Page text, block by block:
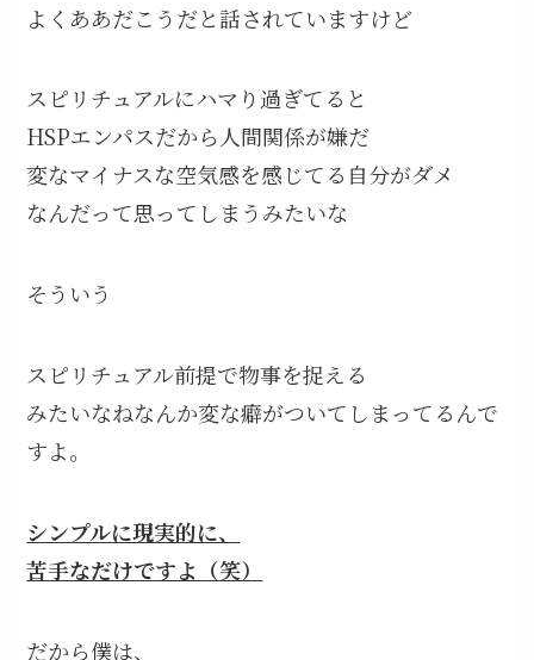
よくああだこうだと話されていますけど
スピリチュアルにハマり過ぎてると
HSPエンパスだから人間関係が嫌だ
変なマイナスな空気感を感じてる自分がダメ
なんだって思ってしまうみたいな
そういう
スピリチュアル前提で物事を捉える
みたいなねなんか変な癖がついてしまってるんで
すよ。
シンプルに現実的に、
苦手なだけですよ（笑）
だから僕は、